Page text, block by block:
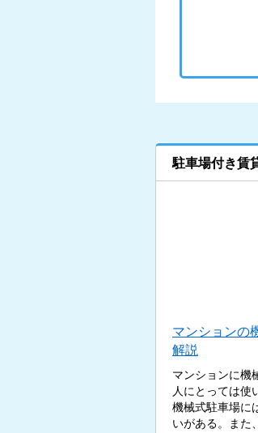
駐車場付き賃
マンションの
解説
マンションに機
人にとっては使
機械式駐車場に
いがある。また